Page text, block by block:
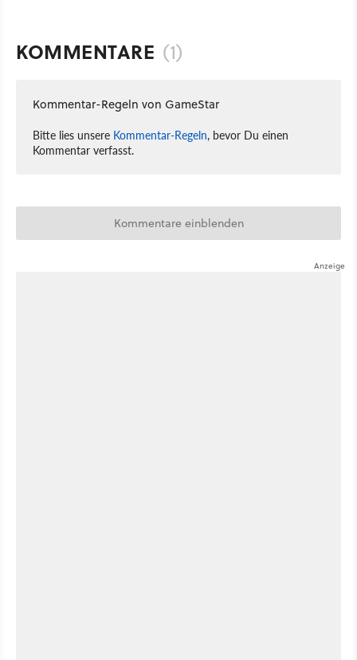
KOMMENTARE (1)
Kommentar-Regeln von GameStar
Bitte lies unsere Kommentar-Regeln, bevor Du einen
Kommentar verfasst.
Kommentare einblenden